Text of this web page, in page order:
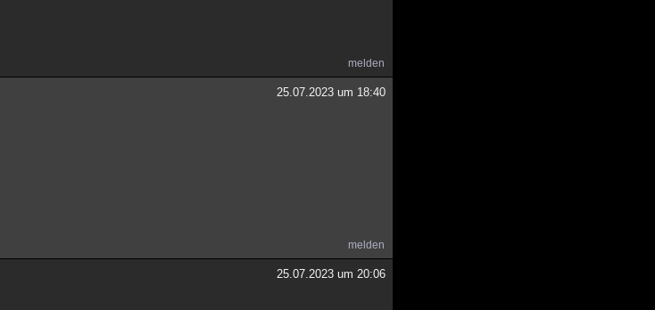
melden
25.07.2023 um 18:40
melden
25.07.2023 um 20:06